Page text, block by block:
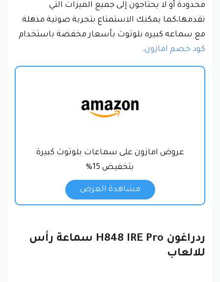
محدودة أو لا يحتاجون إلى جميع الميزات التي
تقدمها،كما يمكنك الاستمتاع بتجربة صوتية مذهلة
مع سماعه كبيره بلوتوث بأسعار مخفضة باستخدام
كود خصم امازون.
عروض امازون على سماعات بلوتوث كبيرة
بتخفيض 15%
مشاهدة العرض
ردراغون H848‎ IRE Pro سماعة رأس
للالعاب